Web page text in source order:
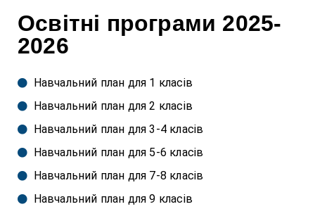
Освітні програми 2025-
2026
Навчальний план для 1 класів
Навчальний план для 2 класів
Навчальний план для 3-4 класів
Навчальний план для 5-6 класів
Навчальний план для 7-8 класів
Навчальний план для 9 класів